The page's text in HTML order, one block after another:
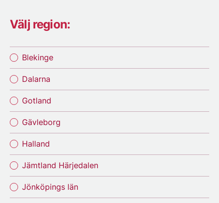
Välj region:
Blekinge
Dalarna
Gotland
Gävleborg
Halland
Jämtland Härjedalen
Jönköpings län